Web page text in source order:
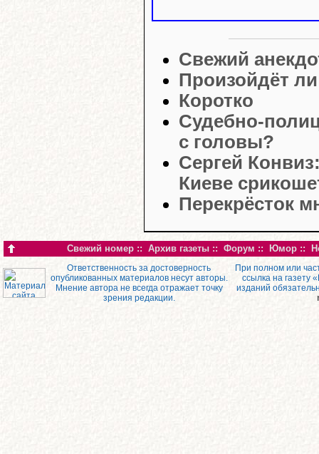
Свежий
Произойдёт
Коротко
Судебно-
с головы?
Сергей
Киеве
Перекрёсток
Свежий номер :: Архив газеты :: Форум :: Юмор ::
Ответственность за достоверность
опубликованных материалов несут авторы.
Мнение автора не всегда отражает точку
зрения редакции.
При полном или
ссылка на газету
изданий